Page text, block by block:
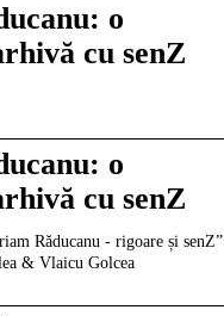
o
cu senZ
o
cu senZ
Răducanu - rigoare și senZ”
& Vlaicu Golcea